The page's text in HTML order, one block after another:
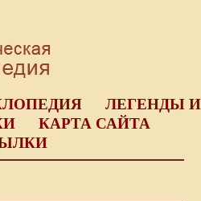
ЛЕГЕНДЫ И
КАРТА САЙТА